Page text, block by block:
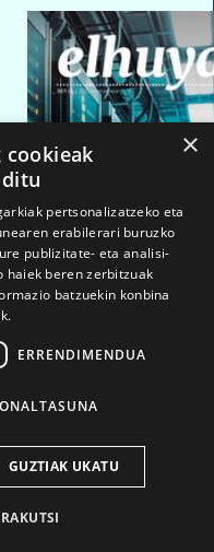
2026ko mar. 1a
×
cookieak
pertsonalizatzeko eta
erabilerari buruzko
publizitate- eta analisi-
haiek beren zerbitzuak
batzuekin konbina
ERRENDIMENDUA
GUZTIAK UKATU